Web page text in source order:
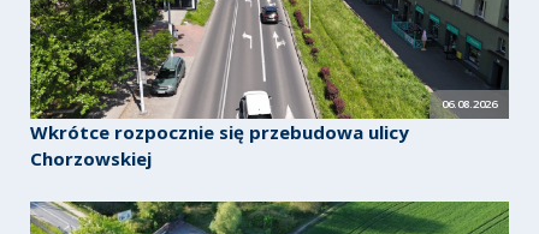
06.08.2026
Wkrótce rozpocznie się przebudowa ulicy
Chorzowskiej